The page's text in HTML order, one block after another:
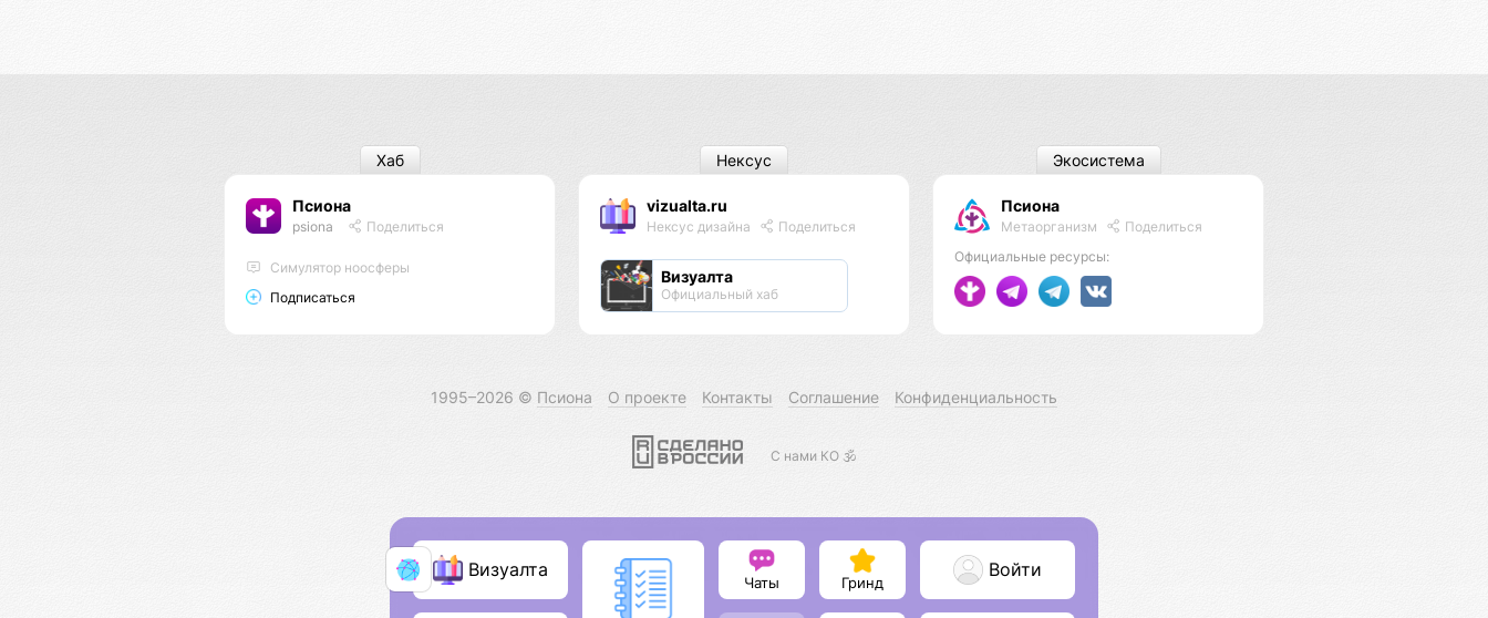
Псиона
psiona Поделиться
Cимулятор ноосферы
Подписаться
Хаб
vizualta.ru
Нексус дизайна Поделиться
Визуалта
Официальный хаб
Нексус
Псиона
Метаорганизм
Поделиться
Официальные ресурсы:
Экосистема
1995–2026 © Псиона О проекте Контакты Соглашение Конфиденциальность
С нами КО 🕉️
Визуалта
Чаты Гринд
Войти